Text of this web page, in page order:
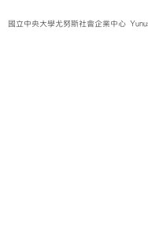
to國立中央大學尤努斯社會企業中心